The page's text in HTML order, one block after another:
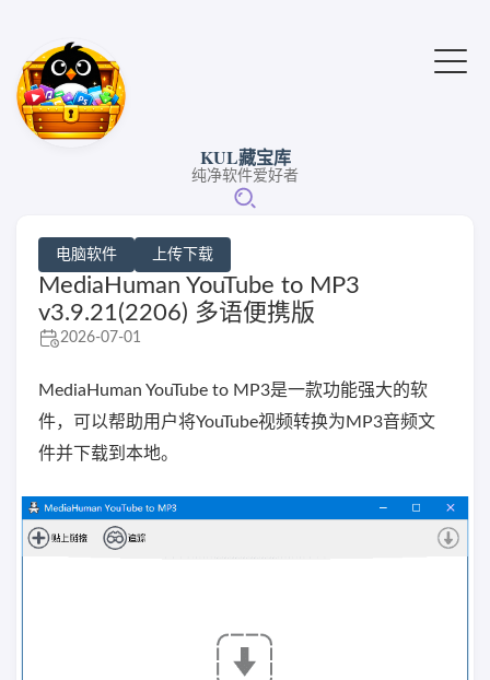
KUL藏宝库
纯净软件爱好者
电脑软件 上传下载
MediaHuman YouTube to MP3
v3.9.21(2206) 多语便携版
2026-07-01
MediaHuman YouTube to MP3是一款功能强大的软
件，可以帮助用户将YouTube视频转换为MP3音频文
件并下载到本地。